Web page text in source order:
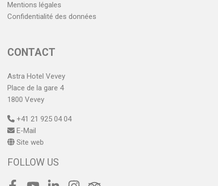
Mentions légales
Confidentialité des données
CONTACT
Astra Hotel Vevey
Place de la gare 4
1800 Vevey
+41 21 925 04 04
E-Mail
Site web
FOLLOW US